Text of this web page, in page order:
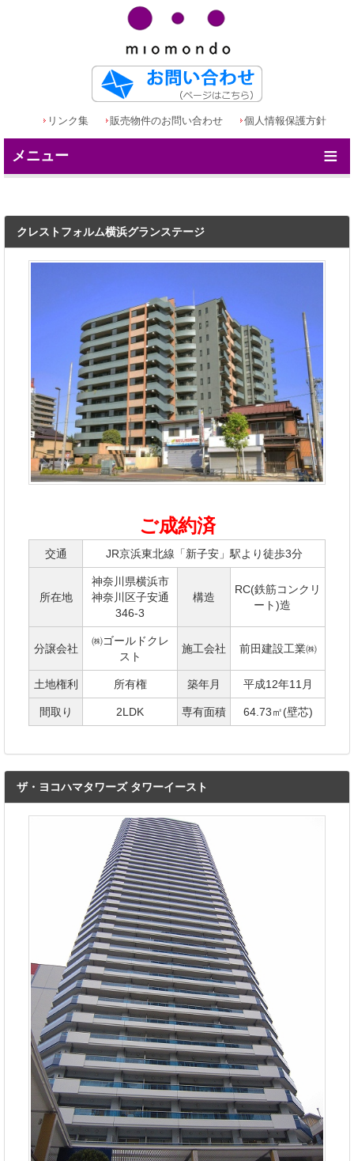
リンク集 販売物件のお問い合わせ 個人情報保護方針
メニュー ≡
クレストフォルム横浜グランステージ
ご成約済
交通 JR京浜東北線「新子安」駅より徒歩3分
所在地
神奈川県横浜市
神奈川区子安通
346-3
構造
RC(鉄筋コンクリ
ート)造
分譲会社
㈱ゴールドクレ
スト
施工会社 前田建設工業㈱
土地権利 所有権 築年月 平成12年11月
間取り 2LDK 専有面積 64.73㎡(壁芯)
ザ・ヨコハマタワーズ タワーイースト